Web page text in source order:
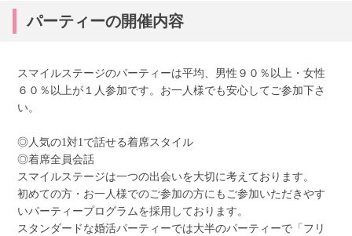
パーティーの開催内容
スマイルステージのパーティーは平均、男性９０％以上・女性
６０％以上が１人参加です。お一人様でも安心してご参加下さ
い。
◎人気の1対1で話せる着席スタイル
◎着席全員会話
スマイルステージは一つの出会いを大切に考えております。
初めての方・お一人様でのご参加の方にもご参加いただきやす
いパーティープログラムを採用しております。
スタンダードな婚活パーティーでは大半のパーティーで「フリ